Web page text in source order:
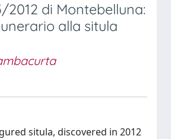
2012 di Montebelluna:
alla situla
situla, discovered in 2012